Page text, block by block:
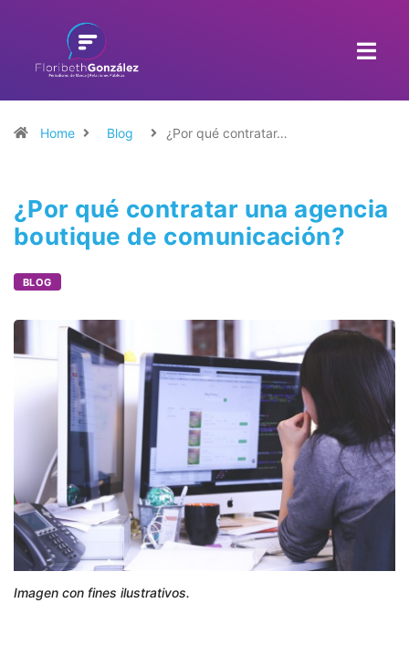
Home Blog ¿Por qué contratar…
¿Por qué contratar una agencia
boutique de comunicación?
BLOG
Imagen con fines ilustrativos.